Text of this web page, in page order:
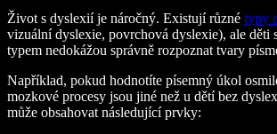
Život s dyslexií je náročný. Existují různé typy
vizuální dyslexie, povrchová dyslexie), ale děti
typem nedokážou správně rozpoznat tvary
Například, pokud hodnotíte písemný úkol
mozkové procesy jsou jiné než u dětí bez
může obsahovat následující prvky: